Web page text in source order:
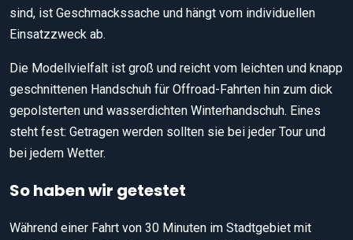
sind, ist Geschmackssache und hängt vom individuellen
Einsatzzweck ab.
Die Modellvielfalt ist groß und reicht vom leichten und knapp
geschnittenen Handschuh für Offroad-Fahrten hin zum dick
gepolsterten und wasserdichten Winterhandschuh. Eines
steht fest: Getragen werden sollten sie bei jeder Tour und
bei jedem Wetter.
So haben wir getestet
Während einer Fahrt von 30 Minuten im Stadtgebiet mit